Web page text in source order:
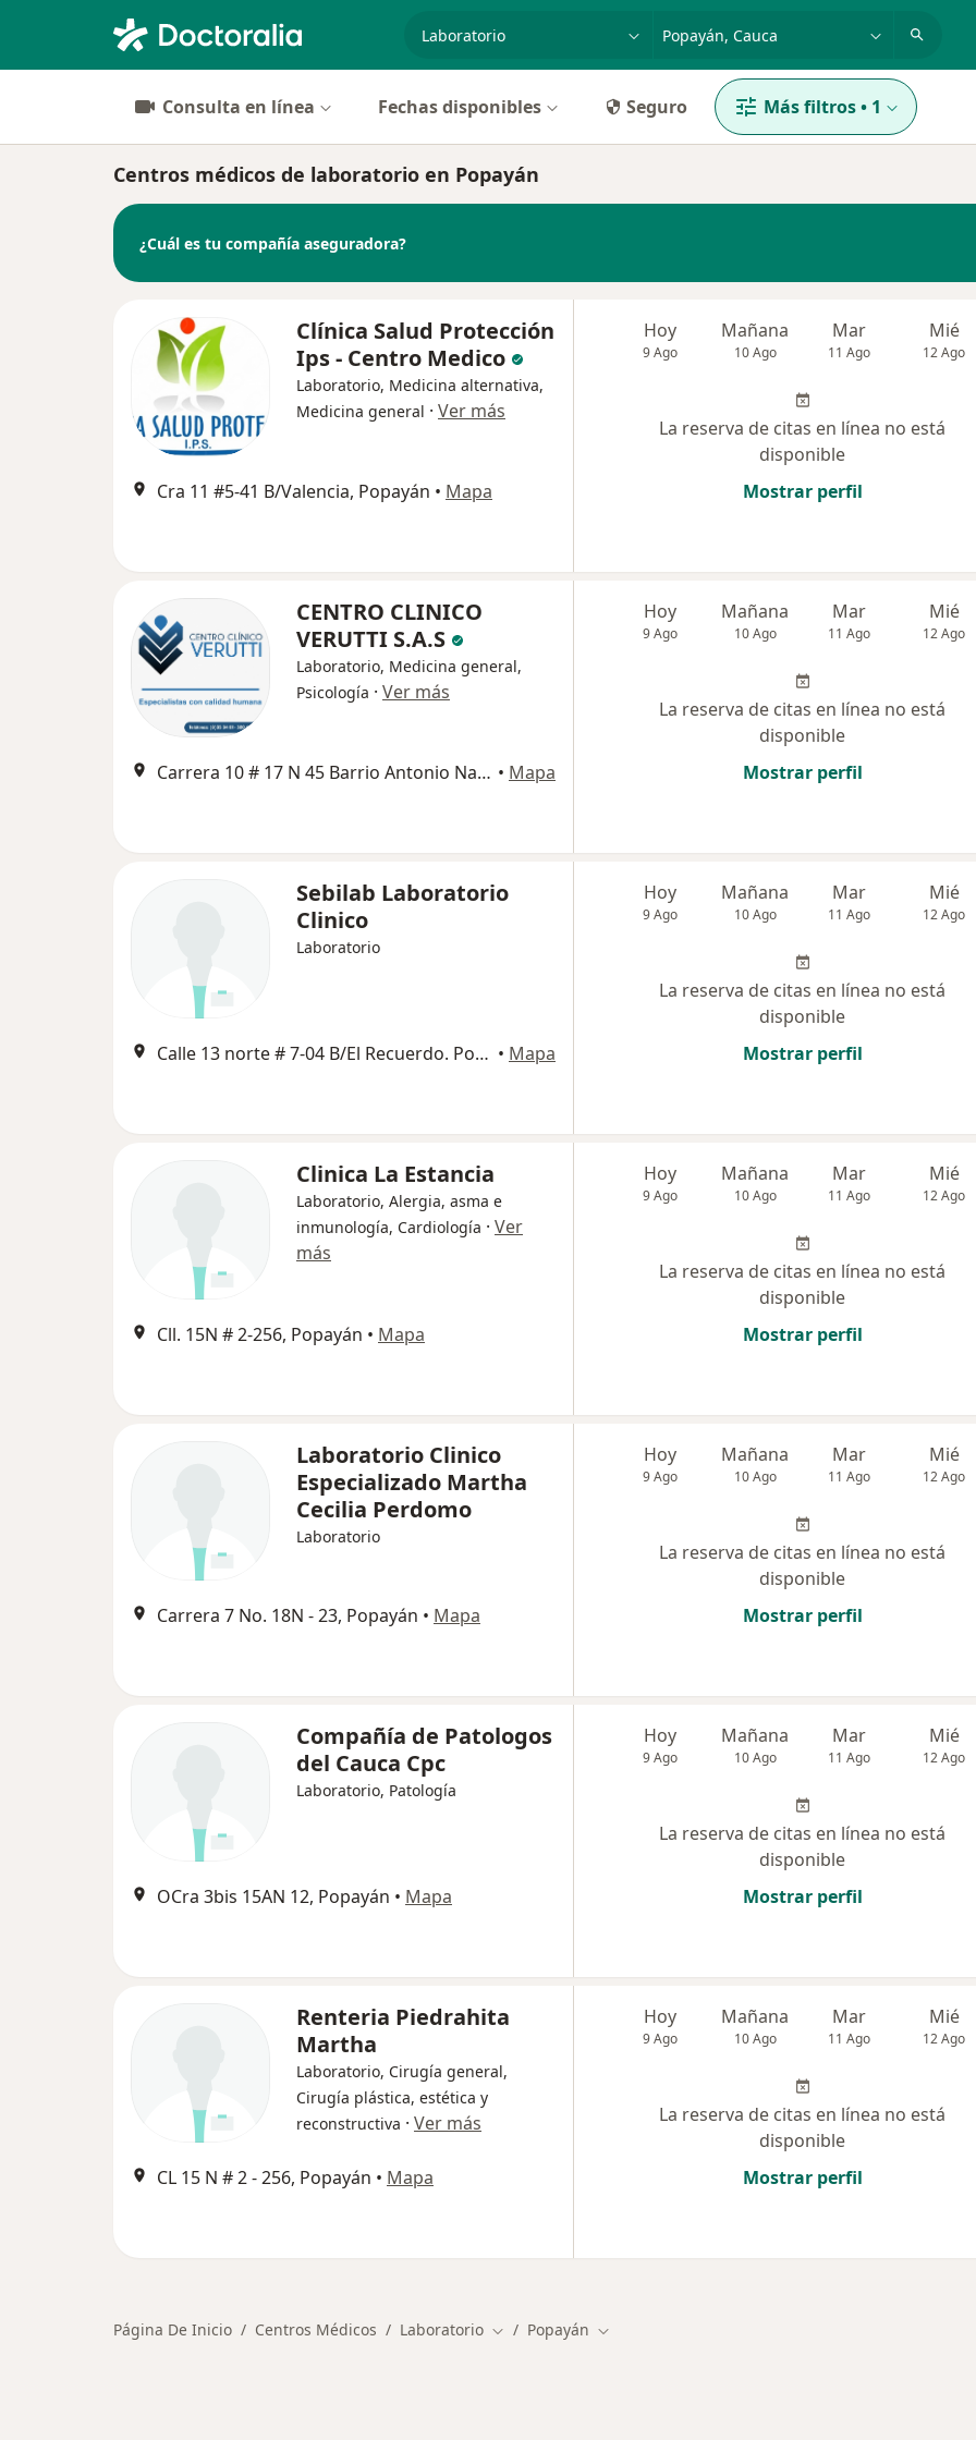
especialidad, enfermedad o nombre
p. ej. Bogotá
Consulta en línea Fechas disponibles Seguro Más filtros• 1
Centros médicos de laboratorio en Popayán
¿Cuál es tu compañía aseguradora?
Clínica Salud Protección
Ips - Centro Medico
Laboratorio, Medicina alternativa,
Medicina general · Ver más
Cra 11 #5-41 B/Valencia, Popayán • Mapa
Hoy
9 Ago
Mañana
10 Ago
Mar
11 Ago
Mié
12 Ago
La reserva de citas en línea no está
disponible
Mostrar perfil
CENTRO CLINICO
VERUTTI S.A.S
Laboratorio, Medicina general,
Psicología · Ver más
Carrera 10 # 17 N 45 Barrio Antonio Nariño, Popayán • Mapa
Hoy
9 Ago
Mañana
10 Ago
Mar
11 Ago
Mié
12 Ago
La reserva de citas en línea no está
disponible
Mostrar perfil
Sebilab Laboratorio
Clinico
Laboratorio
Calle 13 norte # 7-04 B/El Recuerdo. Popayán. Cauca. Colombia, Popayán • Mapa
Hoy
9 Ago
Mañana
10 Ago
Mar
11 Ago
Mié
12 Ago
La reserva de citas en línea no está
disponible
Mostrar perfil
Clinica La Estancia
Laboratorio, Alergia, asma e
inmunología, Cardiología · Ver
más
Cll. 15N # 2-256, Popayán • Mapa
Hoy
9 Ago
Mañana
10 Ago
Mar
11 Ago
Mié
12 Ago
La reserva de citas en línea no está
disponible
Mostrar perfil
Laboratorio Clinico
Especializado Martha
Cecilia Perdomo
Laboratorio
Carrera 7 No. 18N ‐ 23, Popayán • Mapa
Hoy
9 Ago
Mañana
10 Ago
Mar
11 Ago
Mié
12 Ago
La reserva de citas en línea no está
disponible
Mostrar perfil
Compañía de Patologos
del Cauca Cpc
Laboratorio, Patología
OCra 3bis 15AN 12, Popayán • Mapa
Hoy
9 Ago
Mañana
10 Ago
Mar
11 Ago
Mié
12 Ago
La reserva de citas en línea no está
disponible
Mostrar perfil
Renteria Piedrahita
Martha
Laboratorio, Cirugía general,
Cirugía plástica, estética y
reconstructiva · Ver más
CL 15 N # 2 ‐ 256, Popayán • Mapa
Hoy
9 Ago
Mañana
10 Ago
Mar
11 Ago
Mié
12 Ago
La reserva de citas en línea no está
disponible
Mostrar perfil
Página De Inicio Centros Médicos Laboratorio Cambiar de ciudad
Popayán Cambiar de ciudad